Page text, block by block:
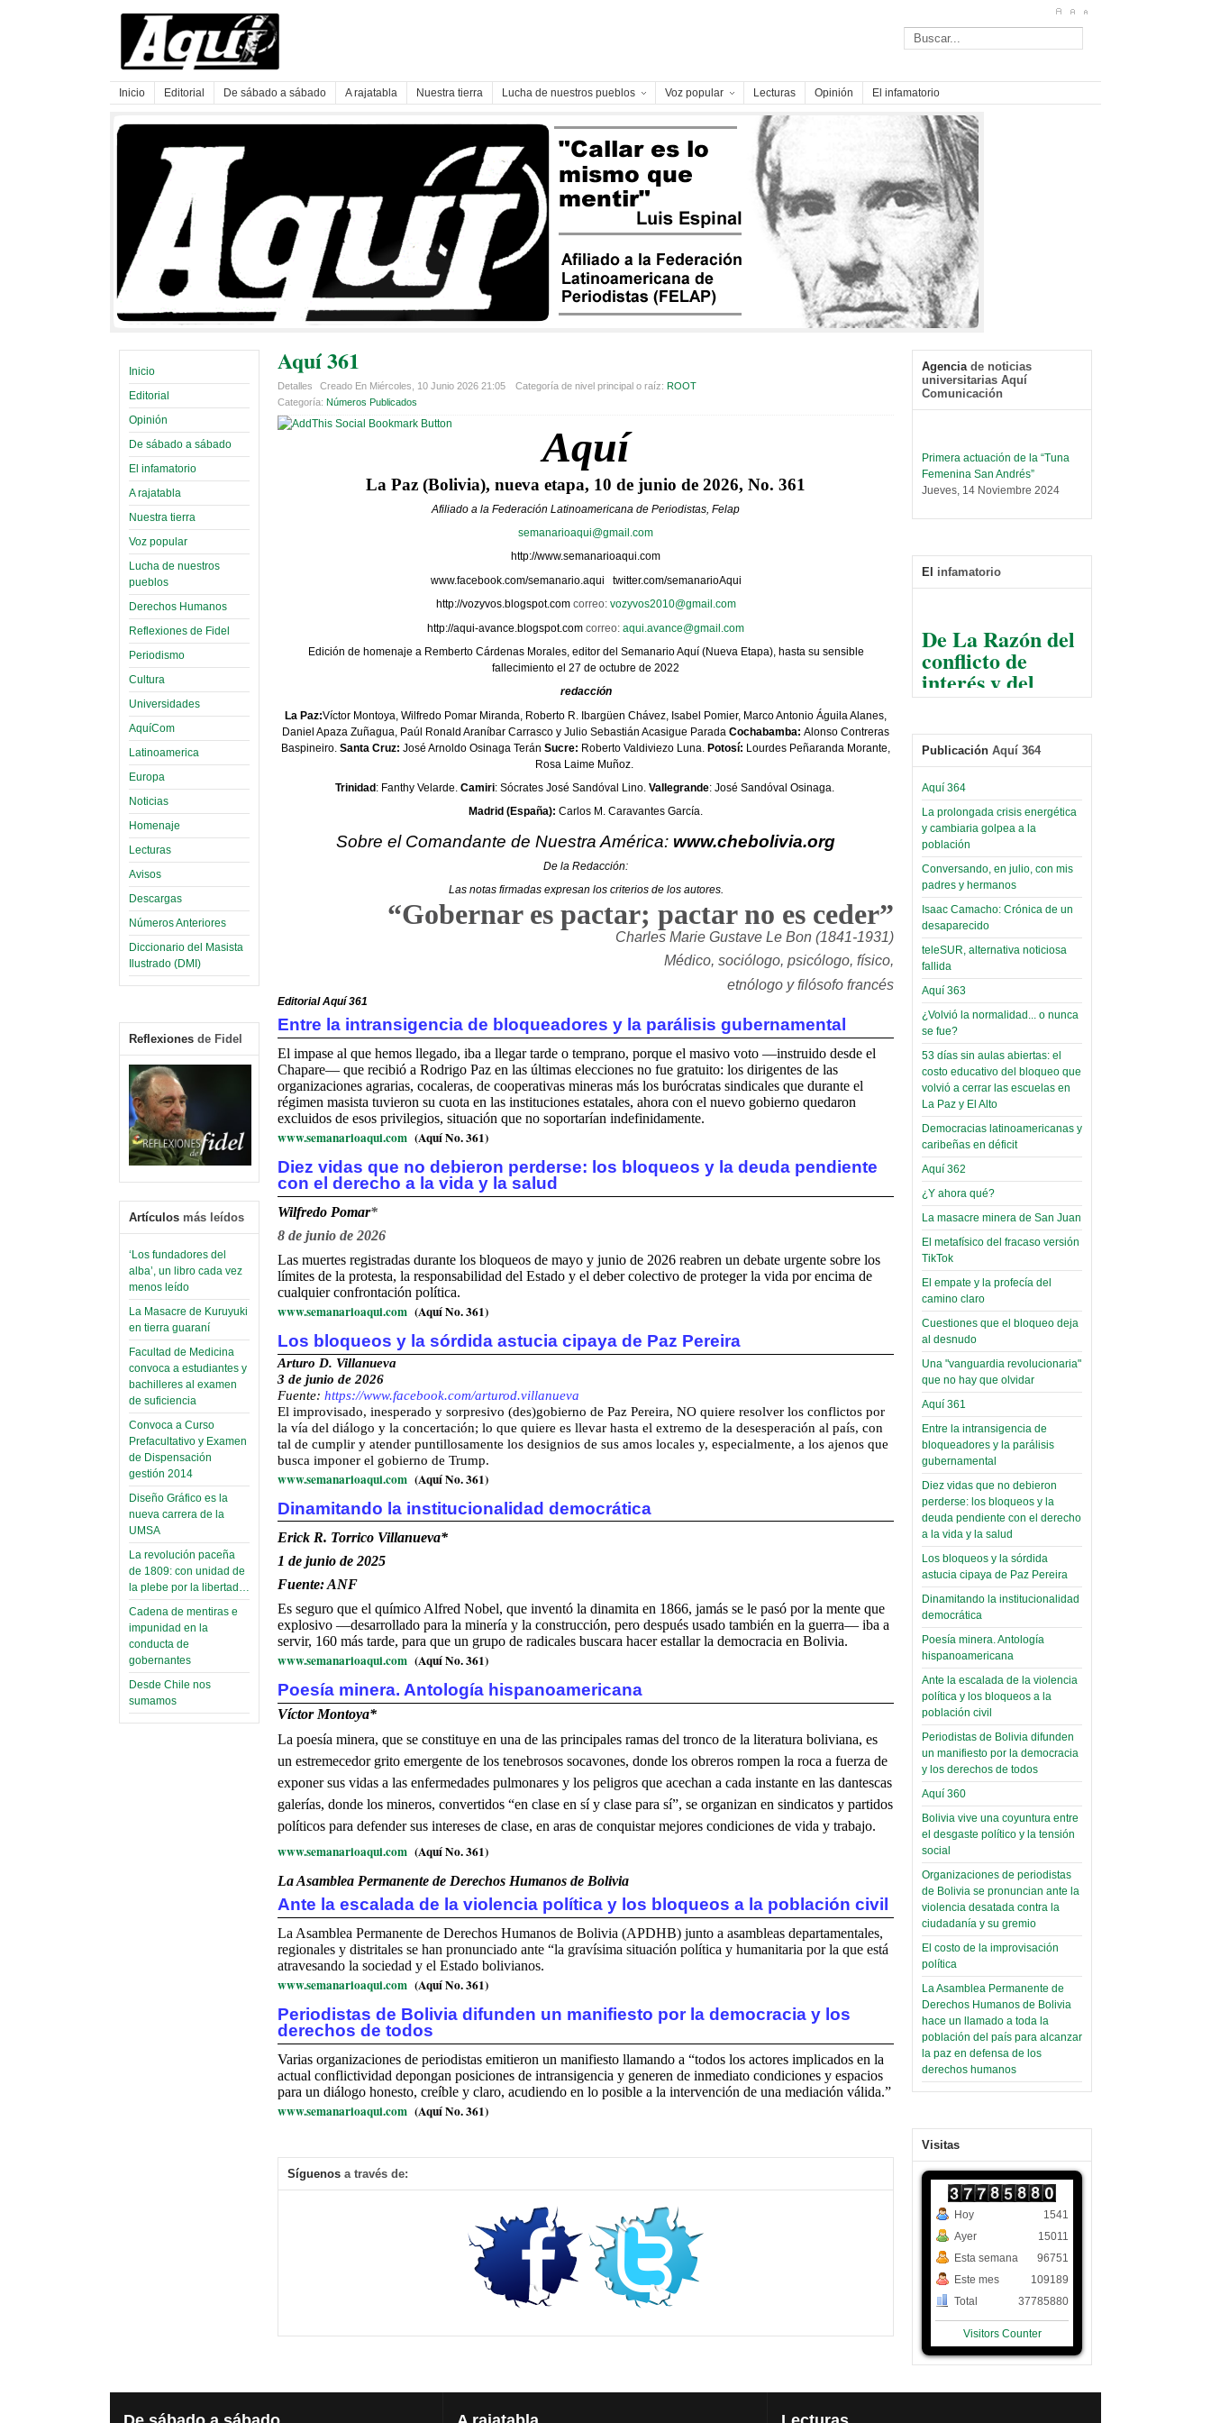
Inicio Editorial De sábado a sábado A rajatabla Nuestra tierra Lucha de nuestros pueblos Voz popular Lecturas Opinión El infamatorio
Inicio
Editorial
Opinión
De sábado a sábado
El infamatorio
A rajatabla
Nuestra tierra
Voz popular
Lucha de nuestros
pueblos
Derechos Humanos
Reflexiones de Fidel
Periodismo
Cultura
Universidades
AquíCom
Latinoamerica
Europa
Noticias
Homenaje
Lecturas
Avisos
Descargas
Números Anteriores
Diccionario del Masista
Ilustrado (DMI)
Reflexiones de Fidel
Artículos más leídos
‘Los fundadores del
alba’, un libro cada vez
menos leído
La Masacre de Kuruyuki
en tierra guaraní
Facultad de Medicina
convoca a estudiantes y
bachilleres al examen
de suficiencia
Convoca a Curso
Prefacultativo y Examen
de Dispensación
gestión 2014
Diseño Gráfico es la
nueva carrera de la
UMSA
La revolución paceña
de 1809: con unidad de
la plebe por la libertad…
Cadena de mentiras e
impunidad en la
conducta de
gobernantes
Desde Chile nos
sumamos
Aquí 361
Detalles Creado En Miércoles, 10 Junio 2026 21:05 Categoría de nivel principal o raíz: ROOT
Categoría: Números Publicados
Aquí
La Paz (Bolivia), nueva etapa, 10 de junio de 2026, No. 361
Afiliado a la Federación Latinoamericana de Periodistas, Felap
semanarioaqui@gmail.com
http://www.semanarioaqui.com
www.facebook.com/semanario.aqui
twitter.com/semanarioAqui
http://vozyvos.blogspot.comcorreo: vozyvos2010@gmail.com
http://aqui-avance.blogspot.com correo: aqui.avance@gmail.com
Edición de homenaje a Remberto Cárdenas Morales, editor del Semanario Aquí (Nueva Etapa), hasta su sensible
fallecimiento el 27 de octubre de 2022
redacción
La Paz:Víctor Montoya, Wilfredo Pomar Miranda, Roberto R. Ibargüen Chávez, Isabel Pomier, Marco Antonio Águila Alanes,
Daniel Apaza Zuñagua, Paúl Ronald Araníbar Carrasco y Julio Sebastián Acasigue Parada Cochabamba: Alonso Contreras
Baspineiro. Santa Cruz: José Arnoldo Osinaga Terán Sucre: Roberto Valdiviezo Luna. Potosí: Lourdes Peñaranda Morante,
Rosa Laime Muñoz.
Trinidad : Fanthy Velarde. Camiri: Sócrates José Sandóval Lino. Vallegrande: José Sandóval Osinaga.
Madrid (España): Carlos M. Caravantes García.
Sobre el Comandante de Nuestra América: www.chebolivia.org
De la Redacción:
Las notas firmadas expresan los criterios de los autores.
“Gobernar es pactar; pactar no es ceder”
Charles Marie Gustave Le Bon (1841-1931)
Médico, sociólogo, psicólogo, físico,
etnólogo y filósofo francés
Editorial Aquí 361
Entre la intransigencia de bloqueadores y la parálisis gubernamental
El impase al que hemos llegado, iba a llegar tarde o temprano, porque el masivo voto —instruido desde el
Chapare— que recibió a Rodrigo Paz en las últimas elecciones no fue gratuito: los dirigentes de las
organizaciones agrarias, cocaleras, de cooperativas mineras más los burócratas sindicales que durante el
régimen masista tuvieron su cuota en las instituciones estatales, ahora con el nuevo gobierno quedaron
excluidos de esos privilegios, situación que no soportarían indefinidamente.
www.semanarioaqui.com (Aquí No. 361)
Diez vidas que no debieron perderse: los bloqueos y la deuda pendiente
con el derecho a la vida y la salud
Wilfredo Pomar*
8 de junio de 2026
Las muertes registradas durante los bloqueos de mayo y junio de 2026 reabren un debate urgente sobre los
límites de la protesta, la responsabilidad del Estado y el deber colectivo de proteger la vida por encima de
cualquier confrontación política.
www.semanarioaqui.com (Aquí No. 361)
Los bloqueos y la sórdida astucia cipaya de Paz Pereira
Arturo D. Villanueva
3 de junio de 2026
Fuente: https://www.facebook.com/arturod.villanueva
El improvisado, inesperado y sorpresivo (des)gobierno de Paz Pereira, NO quiere resolver los conflictos por
la vía del diálogo y la concertación; lo que quiere es llevar hasta el extremo de la desesperación al país, con
tal de cumplir y atender puntillosamente los designios de sus amos locales y, especialmente, a los ajenos que
busca imponer el gobierno de Trump.
www.semanarioaqui.com (Aquí No. 361)
Dinamitando la institucionalidad democrática
Erick R. Torrico Villanueva*
1 de junio de 2025
Fuente: ANF
Es seguro que el químico Alfred Nobel, que inventó la dinamita en 1866, jamás se le pasó por la mente que
explosivo —desarrollado para la minería y la construcción, pero después usado también en la guerra— iba a
servir, 160 más tarde, para que un grupo de radicales buscara hacer estallar la democracia en Bolivia.
www.semanarioaqui.com (Aquí No. 361)
Poesía minera. Antología hispanoamericana
Víctor Montoya*
La poesía minera, que se constituye en una de las principales ramas del tronco de la literatura boliviana, es
un estremecedor grito emergente de los tenebrosos socavones, donde los obreros rompen la roca a fuerza de
exponer sus vidas a las enfermedades pulmonares y los peligros que acechan a cada instante en las dantescas
galerías, donde los mineros, convertidos “en clase en sí y clase para sí”, se organizan en sindicatos y partidos
políticos para defender sus intereses de clase, en aras de conquistar mejores condiciones de vida y trabajo.
www.semanarioaqui.com (Aquí No. 361)
La Asamblea Permanente de Derechos Humanos de Bolivia
Ante la escalada de la violencia política y los bloqueos a la población civil
La Asamblea Permanente de Derechos Humanos de Bolivia (APDHB) junto a asambleas departamentales,
regionales y distritales se han pronunciado ante “la gravísima situación política y humanitaria por la que está
atravesando la sociedad y el Estado bolivianos.
www.semanarioaqui.com (Aquí No. 361)
Periodistas de Bolivia difunden un manifiesto por la democracia y los
derechos de todos
Varias organizaciones de periodistas emitieron un manifiesto llamando a “todos los actores implicados en la
actual conflictividad depongan posiciones de intransigencia y generen de inmediato condiciones y espacios
para un diálogo honesto, creíble y claro, acudiendo en lo posible a la intervención de una mediación válida.”
www.semanarioaqui.com (Aquí No. 361)
Síguenos a través de:
Agencia de noticias
universitarias Aquí
Comunicación
Primera actuación de la “Tuna
Femenina San Andrés”
Jueves, 14 Noviembre 2024
Leer Más...
tráfico de personas
taller de software estadístico en
la UMSA
Sábado, 14 Septiembre 2024
certificados por apoyo al
Séptimo Encuentro de
Sábado, 14 Octubre 2023
Leer Más...
Trabajo Social de la UMSA
volverá a las urnas para elegir a
su directora
Sábado, 14 Octubre 2023
Leer Más...
Candidatos del MAS se
presentarán en la UMSA
Jueves, 14 Septiembre 2023
Leer Más...
Carrera de Geografía realiza
Segundo Congreso Nacional
Viernes, 14 Octubre 2022
Leer Más...
Docentes y estudiantes de
Trabajo Social de la UMSA
elegirán directora
Viernes, 14 Octubre 2022
Leer Más...
“Tuna Femenina San Andrés”
toca y canta con coraje
Miércoles, 14 Septiembre 2022
Leer Más...
Posesionan a dirigentes de
Asociación de Docentes
Domingo, 14 Agosto 2022
Leer Más...
El infamatorio
De La Razón del
conflicto de
interés y del
razonable arte
y esconder la
mano
El Infamatorio
Jueves, 10 Diciembre 2020
Read more...
Infierno Covid
parte VI:
Gabinete de
Áñez se atribuye
construcción de
hospitales
prefabricados en
la que no tuvo
participación;
más de 24 horas
después rectifica
parcialmente
El Infamatorio
Miércoles, 09 Diciembre 2020
Read more...
Interpretación
de un álbum de
narco-fotos
(Miscelánea
Palaciega 8)
El Infamatorio
Miércoles, 19 Junio 2019
Read more...
Cosmética
descolonizadora
(Miscelánea
palaciega 7)
El Infamatorio
Lunes, 27 Mayo 2019
Read more...
Creacionismo,
filtraciones e
inicio de la
campaña del
MAS
(Miscelánea
palaciega 6)
El Infamatorio
Domingo, 12 Mayo 2019
Read more...
Publicación Aquí 364
Aquí 364
La prolongada crisis energética
y cambiaria golpea a la
población
Conversando, en julio, con mis
padres y hermanos
Isaac Camacho: Crónica de un
desaparecido
teleSUR, alternativa noticiosa
fallida
Aquí 363
¿Volvió la normalidad... o nunca
se fue?
53 días sin aulas abiertas: el
costo educativo del bloqueo que
volvió a cerrar las escuelas en
La Paz y El Alto
Democracias latinoamericanas y
caribeñas en déficit
Aquí 362
¿Y ahora qué?
La masacre minera de San Juan
El metafísico del fracaso versión
TikTok
El empate y la profecía del
camino claro
Cuestiones que el bloqueo deja
al desnudo
Una "vanguardia revolucionaria"
que no hay que olvidar
Aquí 361
Entre la intransigencia de
bloqueadores y la parálisis
gubernamental
Diez vidas que no debieron
perderse: los bloqueos y la
deuda pendiente con el derecho
a la vida y la salud
Los bloqueos y la sórdida
astucia cipaya de Paz Pereira
Dinamitando la institucionalidad
democrática
Poesía minera. Antología
hispanoamericana
Ante la escalada de la violencia
política y los bloqueos a la
población civil
Periodistas de Bolivia difunden
un manifiesto por la democracia
y los derechos de todos
Aquí 360
Bolivia vive una coyuntura entre
el desgaste político y la tensión
social
Organizaciones de periodistas
de Bolivia se pronuncian ante la
violencia desatada contra la
ciudadanía y su gremio
El costo de la improvisación
política
La Asamblea Permanente de
Derechos Humanos de Bolivia
hace un llamado a toda la
población del país para alcanzar
la paz en defensa de los
derechos humanos
Visitas
Hoy
Ayer
Esta semana
Este mes
Total
1541
15011
96751
109189
37785880
Visitors Counter